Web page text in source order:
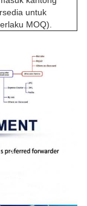
untuk
MOQ).